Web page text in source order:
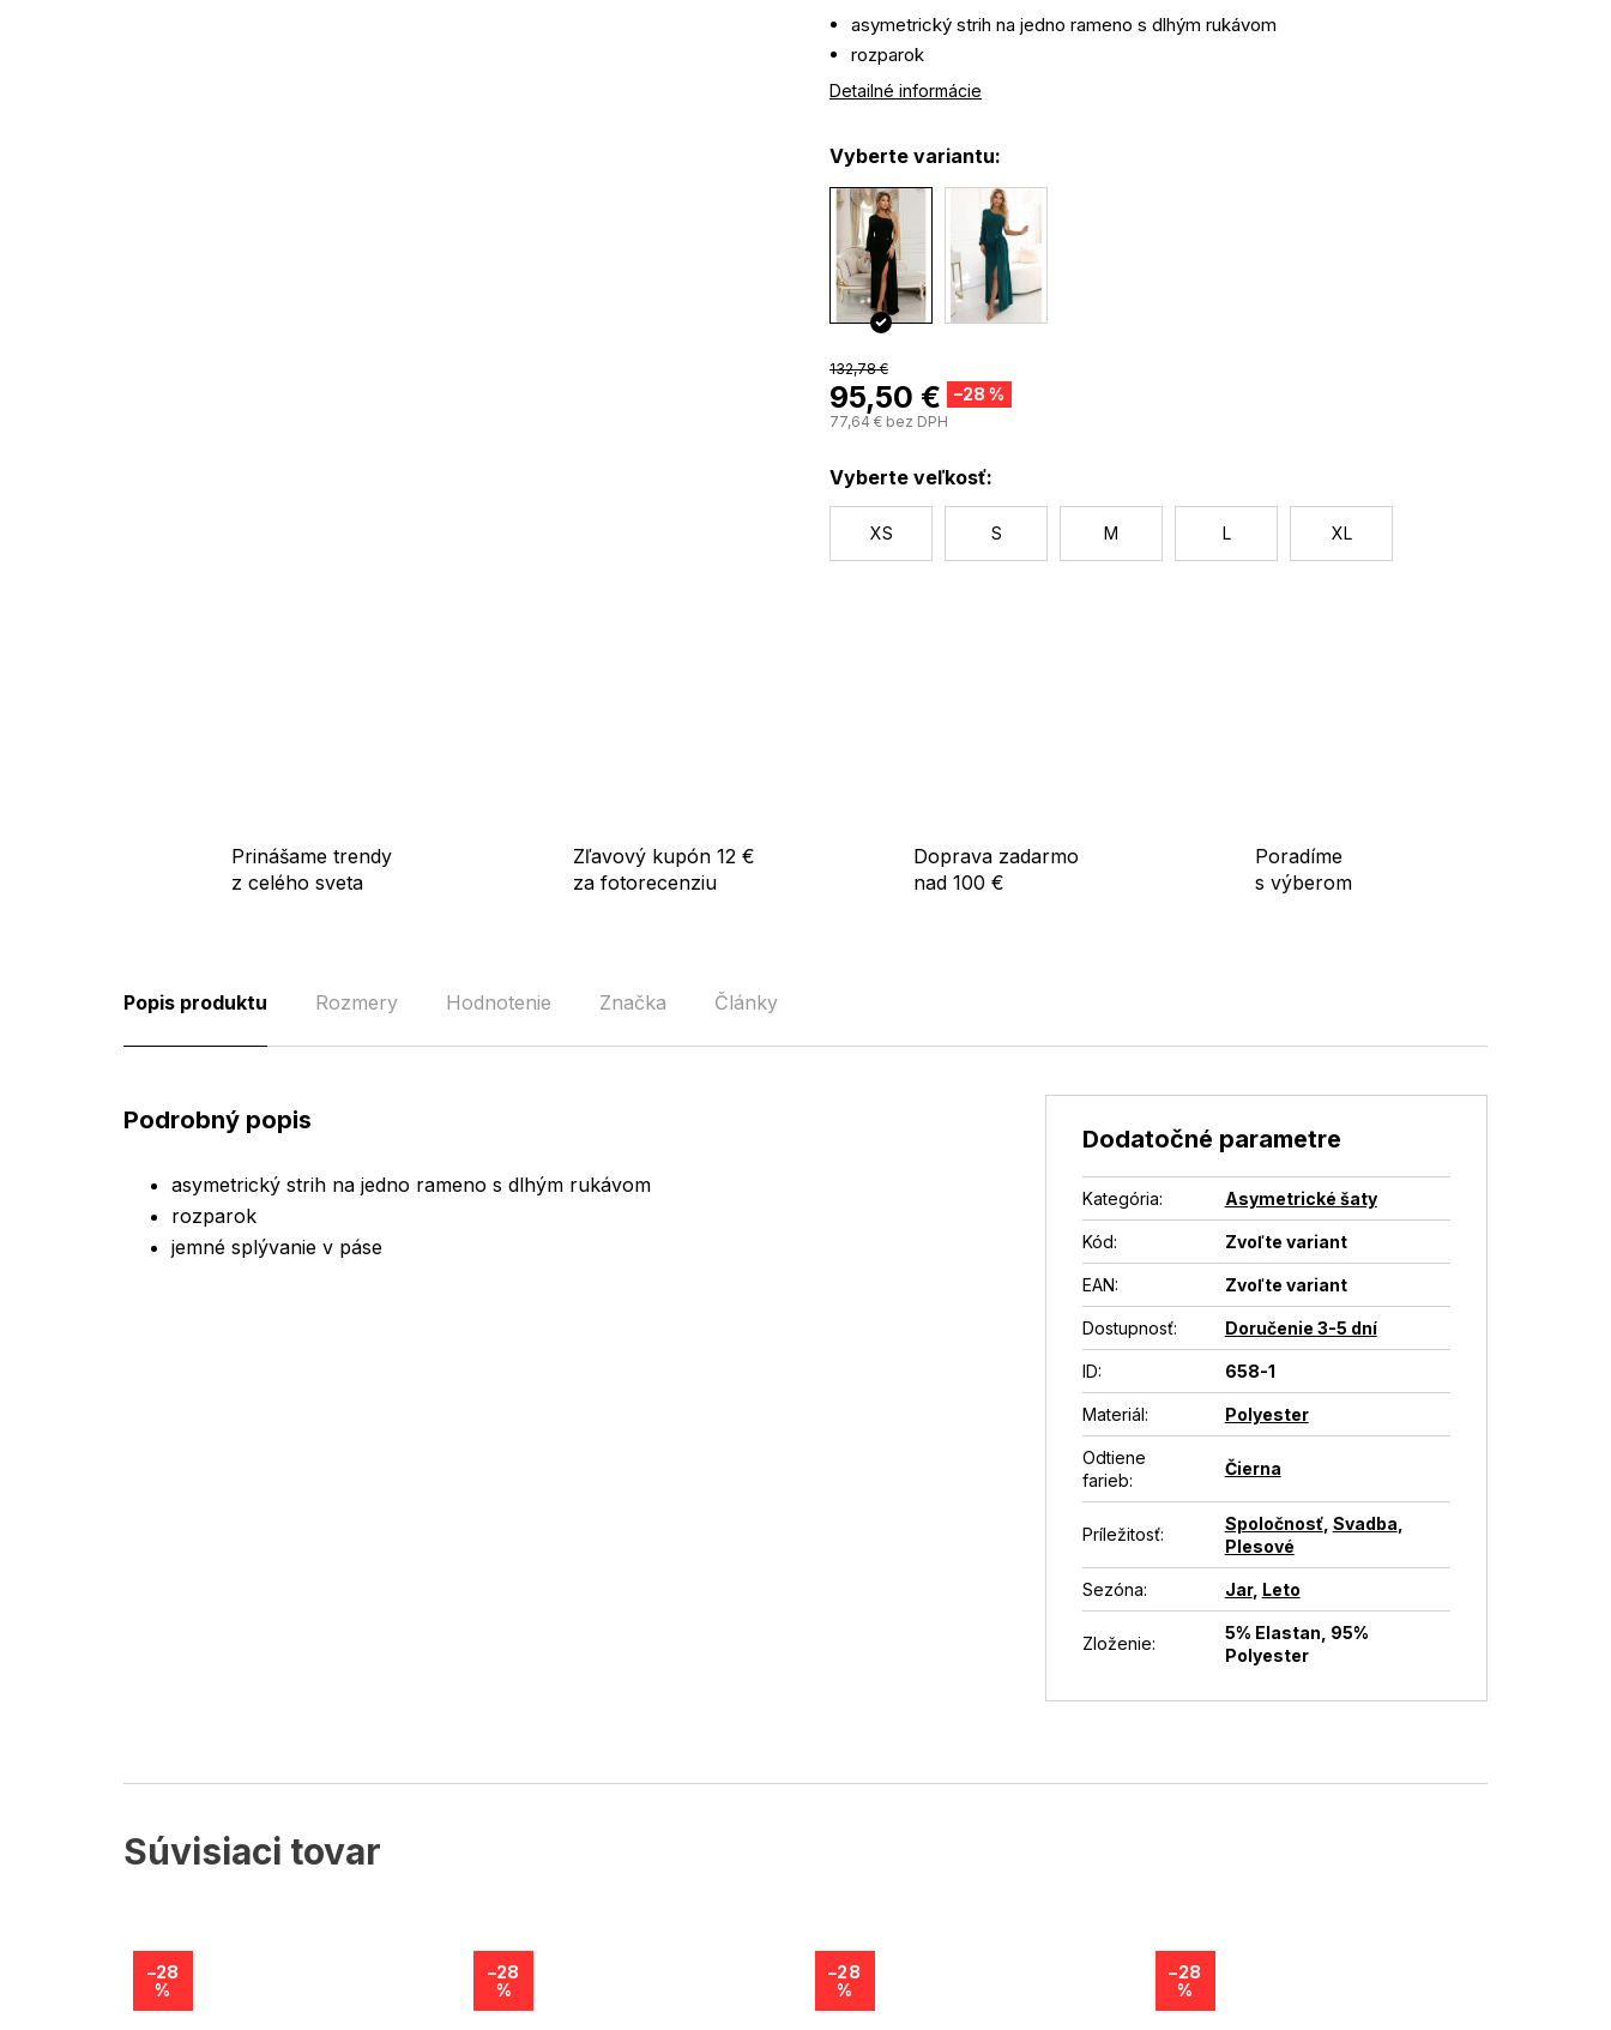
132,78 €
–28 %
95,50 €
77,64 € bez DPH
Vyberte veľkosť:
XS S M L XL
asymetrický strih na jedno rameno s dlhým rukávom
rozparok
jemné splývanie v páse
Detailné informácie
Vyberte variantu:
Prinášame trendy
z celého sveta
Zľavový kupón 12 €
za fotorecenziu
Doprava zadarmo
nad 100 €
Poradíme
s výberom
Súvisiaci tovar
–28
%
–28
%
–28
%
–28
%
Popis produktu Rozmery Hodnotenie Značka Články
Podrobný popis
asymetrický strih na jedno rameno s dlhým rukávom
rozparok
jemné splývanie v páse
Dodatočné parametre
Kategória: Asymetrické šaty
Kód: Zvoľte variant
EAN: Zvoľte variant
Dostupnosť: Doručenie 3-5 dní
ID: 658-1
Materiál: Polyester
Odtiene
farieb:
Čierna
Príležitosť:
Spoločnosť, Svadba
Plesové
Sezóna: Jar, Leto
Zloženie:
5% Elastan, 95%
Polyester